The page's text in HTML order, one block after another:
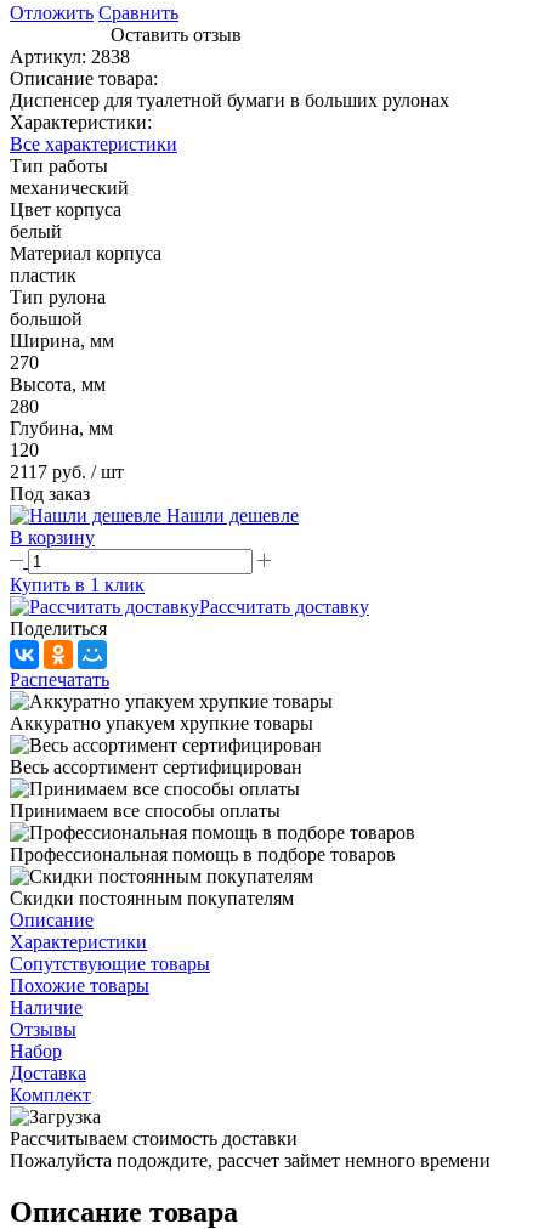
Отложить Сравнить
Оставить отзыв
Артикул: 2838
Описание товара:
Диспенсер для туалетной бумаги в больших рулонах
Характеристики:
Все характеристики
Тип работы
механический
Цвет корпуса
белый
Материал корпуса
пластик
Тип рулона
большой
Ширина, мм
270
Высота, мм
280
Глубина, мм
120
2117 руб. / шт
Под заказ
Нашли дешевле
В корзину
Купить в 1 клик
Рассчитать доставку
Поделиться
Распечатать
Аккуратно упакуем хрупкие товары
Весь ассортимент сертифицирован
Принимаем все способы оплаты
Профессиональная помощь в подборе товаров
Скидки постоянным покупателям
Описание
Характеристики
Сопутствующие товары
Похожие товары
Наличие
Отзывы
Набор
Доставка
Комплект
Рассчитываем стоимость доставки
Пожалуйста подождите, рассчет займет немного времени
Описание товара